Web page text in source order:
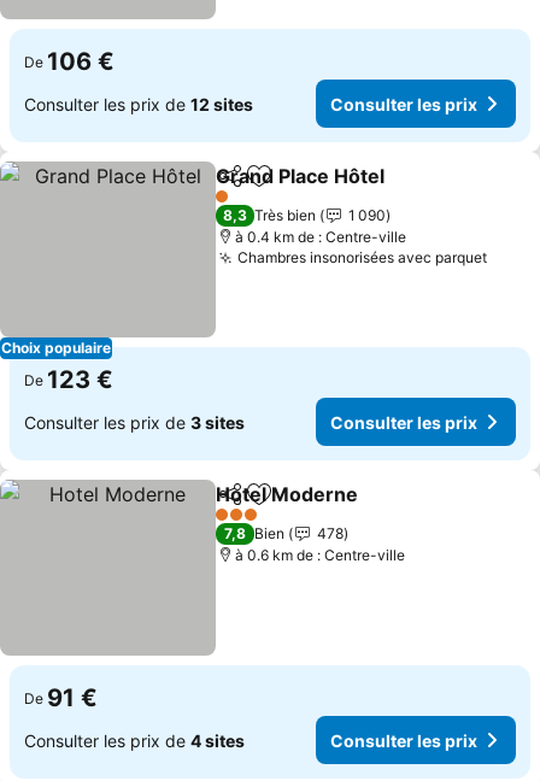
De 106 €
Consulter les prix de 12 sites Consulter les prix
Choix populaire
PartagerAjouter à mes favoris
Grand Place Hôtel
1 Étoiles
8,3 Très bien
1 090
à 0.4 km de : Centre-ville
Chambres insonorisées avec parquet
De 123 €
Consulter les prix de 3 sites Consulter les prix
PartagerAjouter à mes favoris
Hotel Moderne
3 Étoiles
7,8 Bien
478
à 0.6 km de : Centre-ville
De 91 €
Consulter les prix de 4 sites Consulter les prix